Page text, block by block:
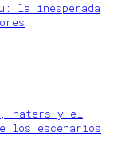
la inesperada
haters y el
los escenarios